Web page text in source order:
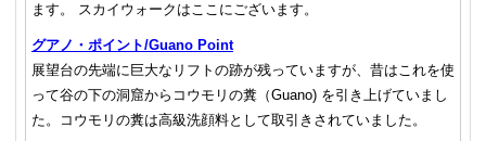
ます。 スカイウォークはここにございます。
グアノ・ポイント/Guano Point
展望台の先端に巨大なリフトの跡が残っていますが、昔はこれを使
って谷の下の洞窟からコウモリの糞（Guano) を引き上げていまし
た。コウモリの糞は高級洗顔料として取引きされていました。